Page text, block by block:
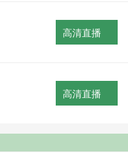
高清直播
高清直播